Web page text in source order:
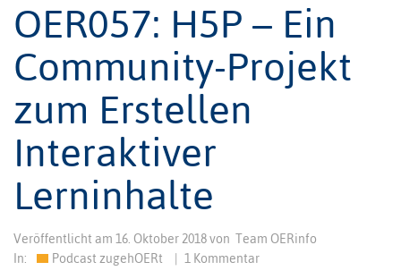
OER057: H5P – Ein
Community-Projekt
zum Erstellen
Interaktiver
Lerninhalte
Veröffentlicht am 16. Oktober 2018von Team OERinfo
In:
Podcast zugehOERt 1 Kommentar